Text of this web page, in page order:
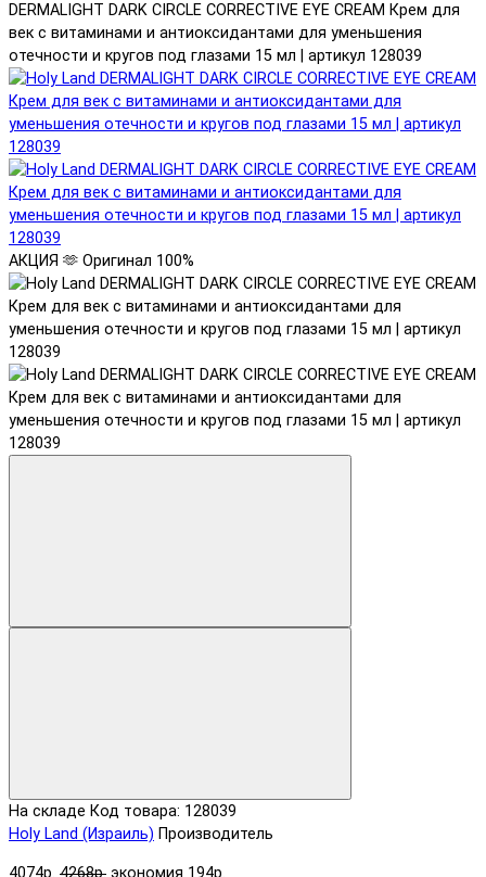
DERMALIGHT DARK CIRCLE CORRECTIVE EYE CREAM Крем для
век с витаминами и антиоксидантами для уменьшения
отечности и кругов под глазами 15 мл | артикул 128039
АКЦИЯ 🫶 Оригинал 100%
На складе Код товара: 128039
Holy Land (Израиль) Производитель
4074р. 4268р. экономия 194р.